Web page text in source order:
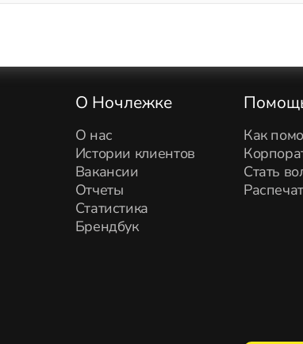
О Ночлежке
О нас
Истории клиентов
Вакансии
Отчеты
Статистика
Брендбук
Как
Стать